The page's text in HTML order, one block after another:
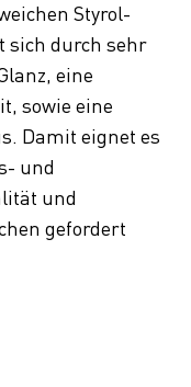
Styrol-
sich durch sehr
eine
sowie eine
Damit eignet es
und
und
gefordert